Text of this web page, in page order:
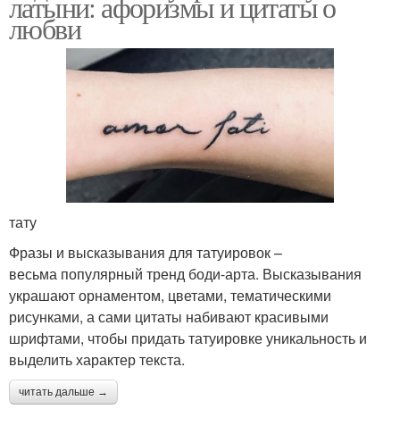
любви
тату
Фразы и высказывания для татуировок –
весьма популярный тренд боди-арта. Высказывания
украшают орнаментом, цветами, тематическими
рисунками, а сами цитаты набивают красивыми
шрифтами, чтобы придать татуировке уникальность и
выделить характер текста.
читать дальше →